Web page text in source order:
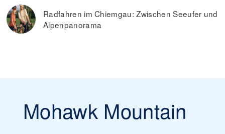
Radfahren im Chiemgau: Zwischen Seeufer und
Alpenpanorama
Mohawk Mountain